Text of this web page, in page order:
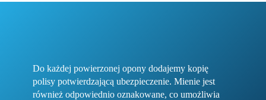
Do każdej powierzonej opony dodajemy kopię
polisy potwierdzającą ubezpieczenie. Mienie jest
również odpowiednio oznakowane, co umożliwia